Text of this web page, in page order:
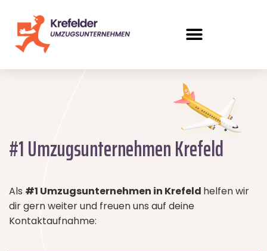
#1 Umzugsunternehmen Krefeld
Als #1 Umzugsunternehmen in Krefeld helfen wir
dir gern weiter und freuen uns auf deine
Kontaktaufnahme: